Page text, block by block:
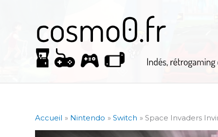
Accueil Nintendo Switch Space Invaders